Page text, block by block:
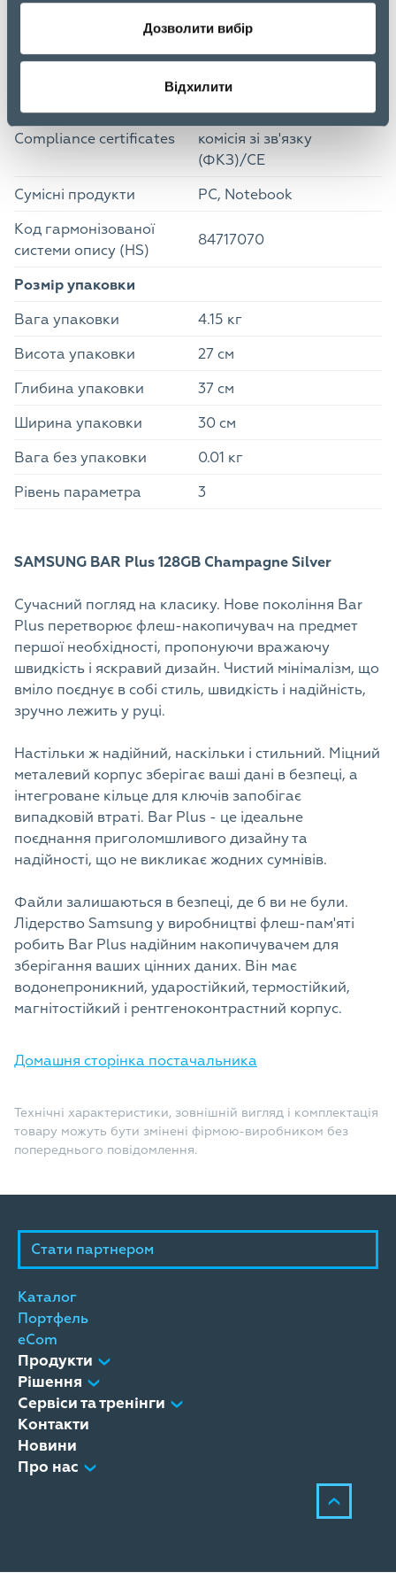
Дозволити вибір
Відхилити
0.5 мс
Інші характеристики
Тайвань
Compliance certificates
VCCI/RCM/Федеральна
комісія зі зв'язку
(ФКЗ)/CE
Сумісні продукти
PC, Notebook
Код гармонізованої
системи опису (HS)
84717070
Розмір упаковки
Вага упаковки
4.15 кг
Висота упаковки
27 см
Глибина упаковки
37 см
Ширина упаковки
30 см
Вага без упаковки
0.01 кг
Рівень параметра
3
SAMSUNG BAR Plus 128GB Champagne Silver
Сучасний погляд на класику. Нове покоління Bar
Plus перетворює флеш-накопичувач на предмет
першої необхідності, пропонуючи вражаючу
швидкість і яскравий дизайн. Чистий мінімалізм, що
вміло поєднує в собі стиль, швидкість і надійність,
зручно лежить у руці.
Настільки ж надійний, наскільки і стильний. Міцний
металевий корпус зберігає ваші дані в безпеці, а
інтегроване кільце для ключів запобігає
випадковій втраті. Bar Plus - це ідеальне
поєднання приголомшливого дизайну та
надійності, що не викликає жодних сумнівів.
Файли залишаються в безпеці, де б ви не були.
Лідерство Samsung у виробництві флеш-пам'яті
робить Bar Plus надійним накопичувачем для
зберігання ваших цінних даних. Він має
водонепроникний, ударостійкий, термостійкий,
магнітостійкий і рентгеноконтрастний корпус.
Домашня сторінка постачальника
Технічні характеристики, зовнішній вигляд і комплектація
товару можуть бути змінені фірмою-виробником без
попереднього повідомлення.
Стати партнером
Каталог
Портфель
eCom
Продукти
Рішення
Сервіси та тренінги
Контакти
Новини
Про нас